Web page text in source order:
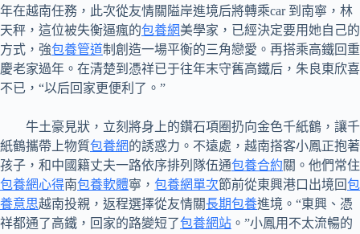
年在越南任務，此次從友情關隘岸進境后將轉乘car 到南寧，林
天秤，這位被失衡逼瘋的包養網美學家，已經決定要用她自己的
方式，強包養管道制創造一場平衡的三角戀愛。再搭乘高鐵回重
慶老家過年。在清楚到憑祥已于往年末守舊高鐵后，朱良東欣喜
不已，“以后回家更便利了。”
牛土豪見狀，立刻將身上的鑽石項圈扔向金色千紙鶴，讓千
紙鶴攜帶上物質包養網的誘惑力。不遠處，越南搭客小鳳正抱著
孩子，和中國籍丈夫一路依序排列隊伍通包養合約關。他們常住
包養網心得南包養軟體寧， 包養網單次節前從東興港口出境回包
養意思越南投親，返程選擇從友情關長期包養進境。“東興、憑
祥都通了高鐵，回家的路變短了包養網站 。”小鳳用不太流暢的